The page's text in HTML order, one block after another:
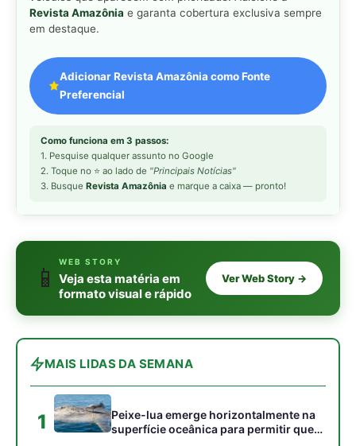
Revista Amazônia e garanta cobertura exclusiva sempre
em destaque.
Adicionar Revista Amazônia como Fonte
Preferencial
Como funciona em 3 passos:
1. Pesquise qualquer assunto no Google
2. Toque no ⭐ ao lado de "Principais Notícias"
3. Busque Revista Amazônia e marque a caixa — pronto!
📱
WEB STORY
Veja esta matéria em
formato visual e rápido
Ver Web Story →
MAIS LIDAS DA SEMANA
1
Peixe-lua emerge horizontalmente na
superfície oceânica para permitir que